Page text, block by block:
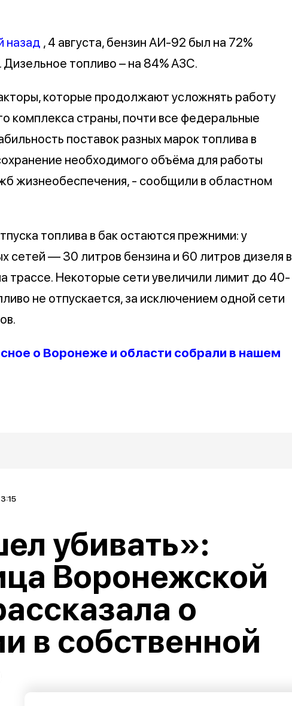
назад , 4 августа, бензин АИ-92 был на 72%
топливо – на 84% АЗС.
которые продолжают усложнять работу
комплекса страны, почти все федеральные
поставок разных марок топлива в
необходимого объёма для работы
жизнеобеспечения, - сообщили в областном
топлива в бак остаются прежними: у
сетей — 30 литров бензина и 60 литров дизеля в
трассе. Некоторые сети увеличили лимит до 40-
не отпускается, за исключением одной сети
о Воронеже и области собрали в нашем
убивать»:
Воронежской
о
в собственной